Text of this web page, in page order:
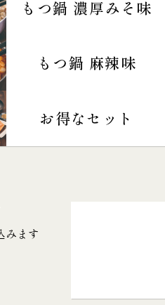
もつ鍋 濃厚みそ味
もつ鍋 麻辣味
お得なセット
みます